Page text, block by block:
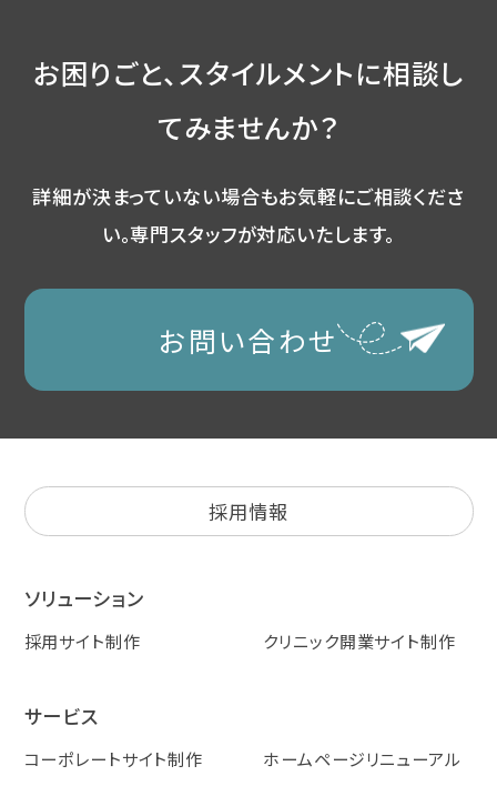
お困りごと、スタイルメントに相談し
てみませんか？
詳細が決まっていない場合もお気軽にご相談くださ
い。専門スタッフが対応いたします。
お問い合わせ
採用情報
ソリューション
採用サイト制作 クリニック開業サイト制作
サービス
コーポレートサイト制作
ホームページリニューアル